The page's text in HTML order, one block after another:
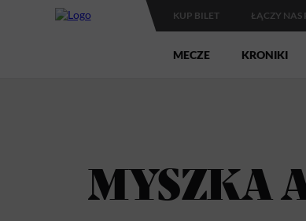
KUP BILET ŁĄCZY NAS
MECZE KRONIKI
MYSZKA